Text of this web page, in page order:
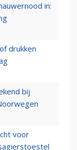
in:
drukken
bij
voor